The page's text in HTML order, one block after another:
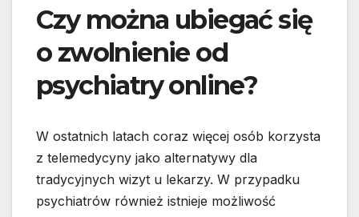
Czy można ubiegać się
o zwolnienie od
psychiatry online?
W ostatnich latach coraz więcej osób korzysta
z telemedycyny jako alternatywy dla
tradycyjnych wizyt u lekarzy. W przypadku
psychiatrów również istnieje możliwość